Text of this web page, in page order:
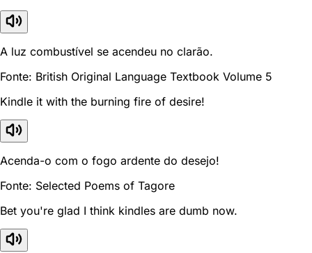
A luz combustível se acendeu no clarão.
Fonte: British Original Language Textbook Volume 5
Kindle it with the burning fire of desire!
Acenda-o com o fogo ardente do desejo!
Fonte: Selected Poems of Tagore
Bet you're glad I think kindles are dumb now.